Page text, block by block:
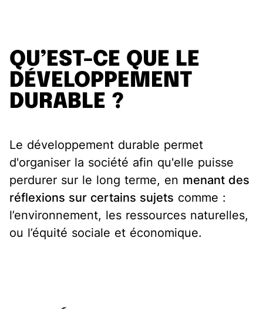
QU’EST-CE QUE LE
DÉVELOPPEMENT
DURABLE ?
Le développement durable permet
d'organiser la société afin qu'elle puisse
perdurer sur le long terme, en menant des
réflexions sur certains sujets comme :
l’environnement, les ressources naturelles,
ou l’équité sociale et économique.